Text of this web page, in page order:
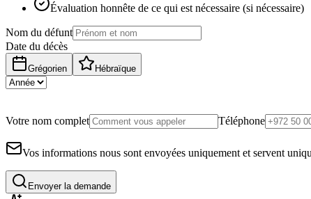
Évaluation honnête de ce qui est nécessaire (si nécessaire)
Nom du défunt
Date du décès
Grégorien Hébraïque
Votre nom complet Téléphone
Vos informations nous sont envoyées uniquement et servent
Envoyer la demande